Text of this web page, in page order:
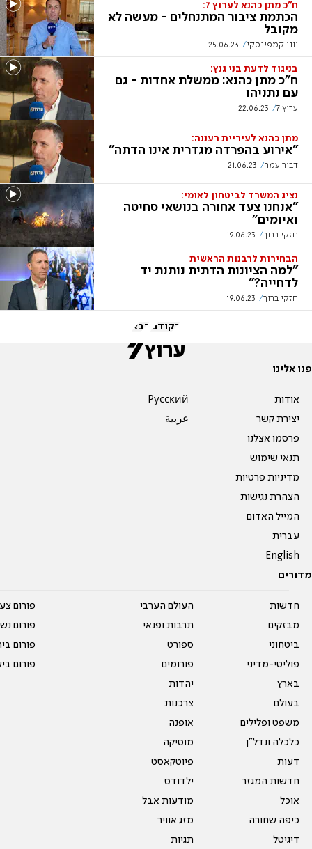
ח"כ מתן כהנא לערוץ 7:
הכתמת ציבור המתנחלים - מעשה לא
מקובל
יוני קמפינסקי 25.06.23
בניגוד לדעת בני גנץ:
ח"כ מתן כהנא: ממשלת אחדות - גם
עם נתניהו
ערוץ 7 22.06.23
מתן כהנא לעיריית רעננה:
"אירוע בהפרדה מגדרית אינו הדתה"
דביר עמר 21.06.23
נציג המשרד לביטחון לאומי:
"אנחנו צעד אחורה בנושאי סחיטה
ואיומים"
חזקי ברוך 19.06.23
הבחירות לרבנות הראשית
"למה הציונות הדתית נותנת יד
לדחייה?"
חזקי ברוך 19.06.23
הקודם הבא
פנו אלינו
אודות
יצירת קשר
פרסמו אצלנו
תנאי שימוש
מדיניות פרטיות
הצהרת נגישות
המייל האדום
עברית
English
Pусский
عربية
מדורים
חדשות
מבזקים
ביטחוני
פוליטי-מדיני
בארץ
בעולם
משפט ופלילים
כלכלה ונדל"ן
דעות
חדשות המגזר
אוכל
כיפה שחורה
דיגיטל
העולם הערבי
תרבות ופנאי
ספורט
פורומים
יהדות
צרכנות
אופנה
מוסיקה
פיוטקאסט
ילדודס
מודעות אבל
מזג אוויר
תגיות
פורום
פורום
פורום
פורום